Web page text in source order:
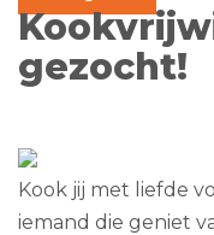
gezocht!
Kook jij met liefde
iemand die geniet